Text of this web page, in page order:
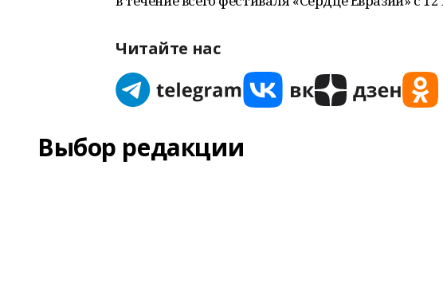
Читайте нас
Выбор редакции